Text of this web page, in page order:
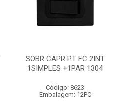
SOBR CAPR PT FC 2INT
1SIMPLES +1PAR 1304
Código: 8623
Embalagem: 12PC